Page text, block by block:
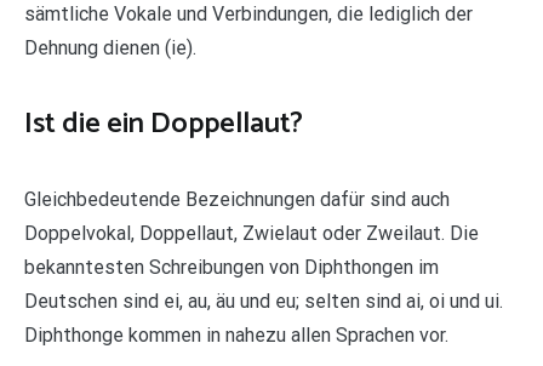
sämtliche Vokale und Verbindungen, die lediglich der
Dehnung dienen (ie).
Ist die ein Doppellaut?
Gleichbedeutende Bezeichnungen dafür sind auch
Doppelvokal, Doppellaut, Zwielaut oder Zweilaut. Die
bekanntesten Schreibungen von Diphthongen im
Deutschen sind ei, au, äu und eu; selten sind ai, oi und ui.
Diphthonge kommen in nahezu allen Sprachen vor.